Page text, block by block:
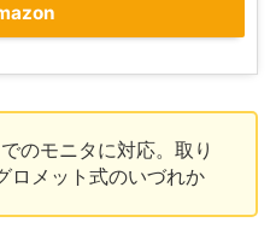
のモニタに対応。取り
ロメット式のいづれか